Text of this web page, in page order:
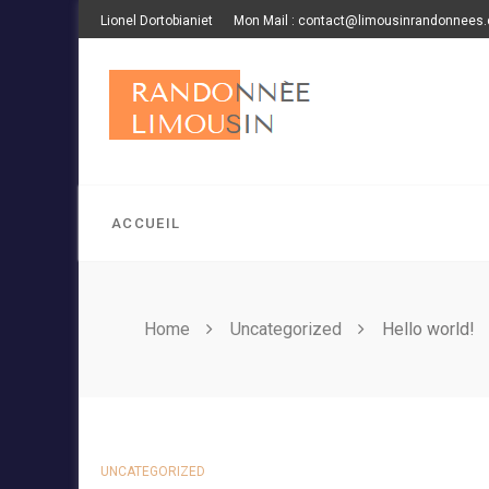
Skip
to
Lionel Dortobianiet Mon Mail :
ACCUEIL
Home Uncategorized Hello world!
UNCATEGORIZED